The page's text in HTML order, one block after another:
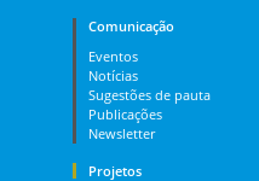
Comunicação
Eventos
Notícias
Sugestões de pauta
Publicações
Newsletter
Projetos